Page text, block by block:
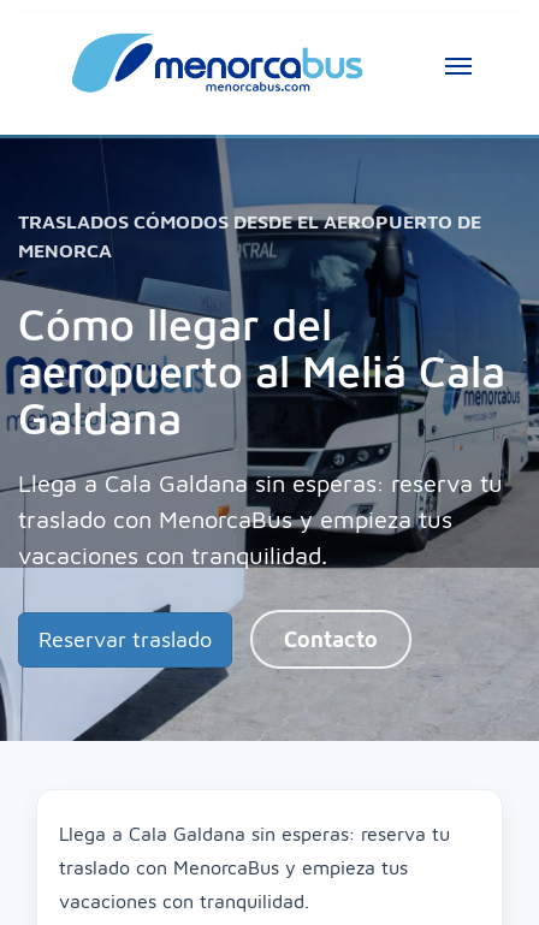
TRASLADOS CÓMODOS DESDE EL AEROPUERTO DE
MENORCA
Cómo llegar del
aeropuerto al Meliá Cala
Galdana
Llega a Cala Galdana sin esperas: reserva tu
traslado con MenorcaBus y empieza tus
vacaciones con tranquilidad.
Reservar traslado Contacto
Llega a Cala Galdana sin esperas: reserva tu
traslado con MenorcaBus y empieza tus
vacaciones con tranquilidad.